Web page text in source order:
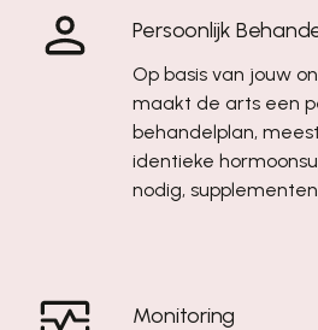
Persoonlijk
Op basis van jouw
maakt de arts een
behandelplan,
identieke
nodig, supplementen.
Monitoring